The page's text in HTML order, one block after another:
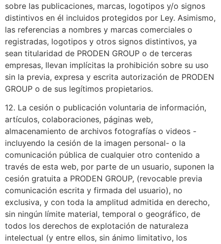
sobre las publicaciones, marcas, logotipos y/o signos
distintivos en él incluidos protegidos por Ley. Asimismo,
las referencias a nombres y marcas comerciales o
registradas, logotipos y otros signos distintivos, ya
sean titularidad de PRODEN GROUP o de terceras
empresas, llevan implícitas la prohibición sobre su uso
sin la previa, expresa y escrita autorización de PRODEN
GROUP o de sus legítimos propietarios.
12. La cesión o publicación voluntaria de información,
artículos, colaboraciones, páginas web,
almacenamiento de archivos fotografías o videos -
incluyendo la cesión de la imagen personal- o la
comunicación pública de cualquier otro contenido a
través de esta web, por parte de un usuario, suponen la
cesión gratuita a PRODEN GROUP, (revocable previa
comunicación escrita y firmada del usuario), no
exclusiva, y con toda la amplitud admitida en derecho,
sin ningún límite material, temporal o geográfico, de
todos los derechos de explotación de naturaleza
intelectual (y entre ellos, sin ánimo limitativo, los